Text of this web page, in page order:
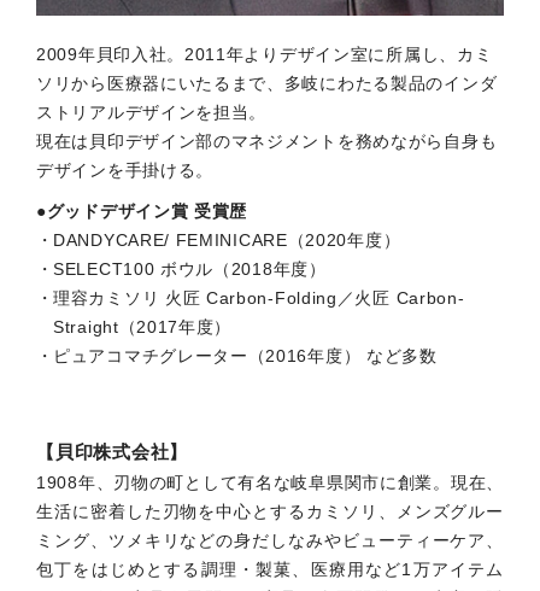
2009年貝印入社。2011年よりデザイン室に所属し、カミ
ソリから医療器にいたるまで、多岐にわたる製品のインダ
ストリアルデザインを担当。
現在は貝印デザイン部のマネジメントを務めながら自身も
デザインを手掛ける。
●グッドデザイン賞 受賞歴
DANDYCARE/ FEMINICARE（2020年度）
SELECT100 ボウル（2018年度）
理容カミソリ 火匠 Carbon-Folding／火匠 Carbon-
Straight（2017年度）
ピュアコマチグレーター（2016年度） など多数
【貝印株式会社】
1908年、刃物の町として有名な岐阜県関市に創業。現在、
生活に密着した刃物を中心とするカミソリ、メンズグルー
ミング、ツメキリなどの身だしなみやビューティーケア、
包丁をはじめとする調理・製菓、医療用など1万アイテム